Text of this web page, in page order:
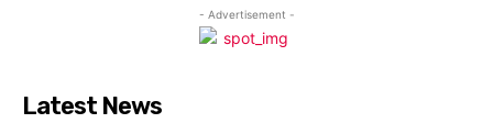
- Advertisement -
Latest News